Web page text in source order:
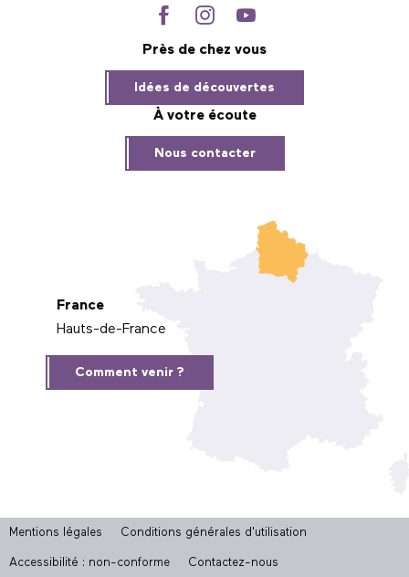
Près de chez vous
Idées de découvertes
À votre écoute
Nous contacter
France
Hauts-de-France
Comment venir ?
Mentions légales Conditions générales d'utilisation
Accessibilité : non-conforme Contactez-nous